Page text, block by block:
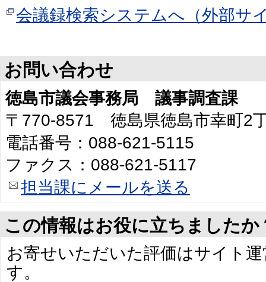
会議録検索システムへ（外部サ
お問い合わせ
徳島市議会事務局 議事調査課
〒770-8571 徳島県徳島市幸町2
電話番号：088-621-5115
ファクス：088-621-5117
担当課にメールを送る
この情報はお役に立ちましたか
お寄せいただいた評価はサイト
す。